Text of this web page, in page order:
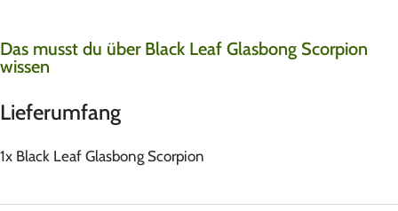
Das musst du über Black Leaf Glasbong Scorpion
wissen
Lieferumfang
1x Black Leaf Glasbong Scorpion